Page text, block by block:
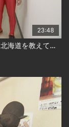
23:48
ハレバレティモンディ 5月29日放送 ＃09「北海道を教えてやる！(後)」